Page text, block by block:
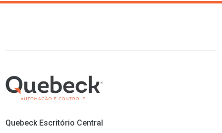
Quebeck Escritório Central